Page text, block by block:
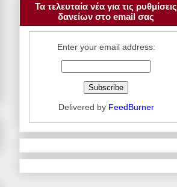
Τα τελευταία νέα για τις ρυθμίσεις
δανείων στο email σας
Enter your email address:
Delivered by FeedBurner